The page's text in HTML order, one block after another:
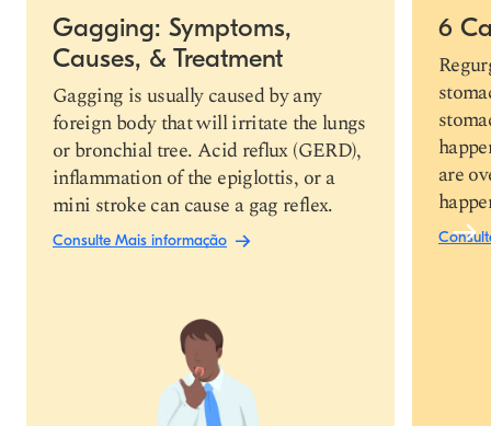
Link de cópia
Gagging: Symptoms,
Causes, & Treatment
Gagging is usually caused by any
foreign body that will irritate the lungs
or bronchial tree. Acid reflux (GERD),
inflammation of the epiglottis, or a
mini stroke can cause a gag reflex.
Consulte Mais informação
6
are